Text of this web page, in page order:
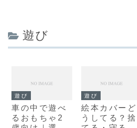
遊び
遊び
車の中で遊べ
るおもちゃ2
遊び
絵本カバーど
うしてる？捨